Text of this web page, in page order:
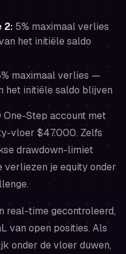
2: 5% maximaal verlies
het initiële saldo
maximaal verlies —
het initiële saldo blijven
Step account met
vloer $47.000. Zelfs
drawdown-limiet
verliezen je equity onder
real-time gecontroleerd,
van open posities. Als
onder de vloer duwen,